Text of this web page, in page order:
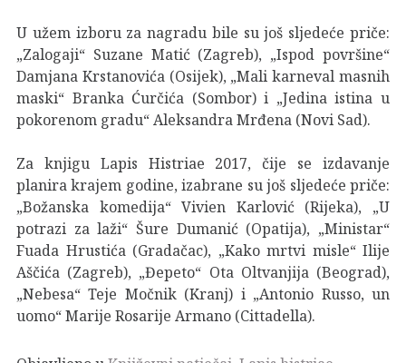
U užem izboru za nagradu bile su još sljedeće priče:
„Zalogaji“ Suzane Matić (Zagreb), „Ispod površine“
Damjana Krstanovića (Osijek), „Mali karneval masnih
maski“ Branka Ćurčića (Sombor) i „Jedina istina u
pokorenom gradu“ Aleksandra Mrđena (Novi Sad).
Za knjigu Lapis Histriae 2017, čije se izdavanje
planira krajem godine, izabrane su još sljedeće priče:
„Božanska komedija“ Vivien Karlović (Rijeka), „U
potrazi za laži“ Šure Dumanić (Opatija), „Ministar“
Fuada Hrustića (Gradačac), „Kako mrtvi misle“ Ilije
Aščića (Zagreb), „Đepeto“ Ota Oltvanjija (Beograd),
„Nebesa“ Teje Močnik (Kranj) i „Antonio Russo, un
uomo“ Marije Rosarije Armano (Cittadella).